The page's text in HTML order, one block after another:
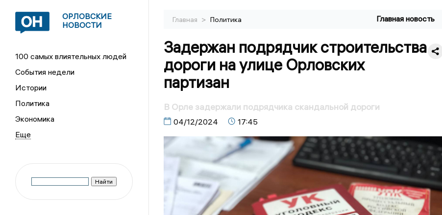
ОРЛОВСКИЕ
НОВОСТИ
100 самых влиятельных людей
События недели
Истории
Политика
Экономика
Главная > Политика Главная новость
Задержан подрядчик строительства
дороги на улице Орловских
партизан
В Орле задержали подрядчика скандальной дороги
04/12/2024 17:45